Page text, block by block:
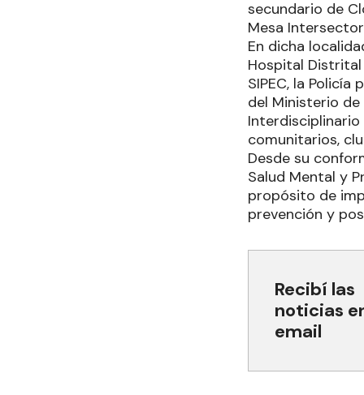
secundario de
Mesa
En dicha
Hospital Distrital
SIPEC, la
del Ministerio
comunitarios,
Desde su
Salud Mental y
propósito de
prevención y
Recibí las
noticias
email